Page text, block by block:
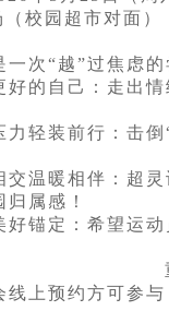
校园超市对面）
一次“越”过焦虑
好的自己：走出
力轻装前行：击
交温暖相伴：超
属感！
好锚定：希望运
线上预约方可参